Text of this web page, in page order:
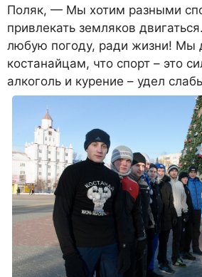
Поляк, — Мы хотим разными
привлекать земляков
любую погоду, ради жизни! Мы
костанайцам, что спорт – это
алкоголь и курение – удел